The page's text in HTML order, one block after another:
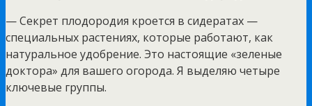
— Секрет плодородия кроется в сидератах —
специальных растениях, которые работают, как
натуральное удобрение. Это настоящие «зеленые
доктора» для вашего огорода. Я выделяю четыре
ключевые группы.